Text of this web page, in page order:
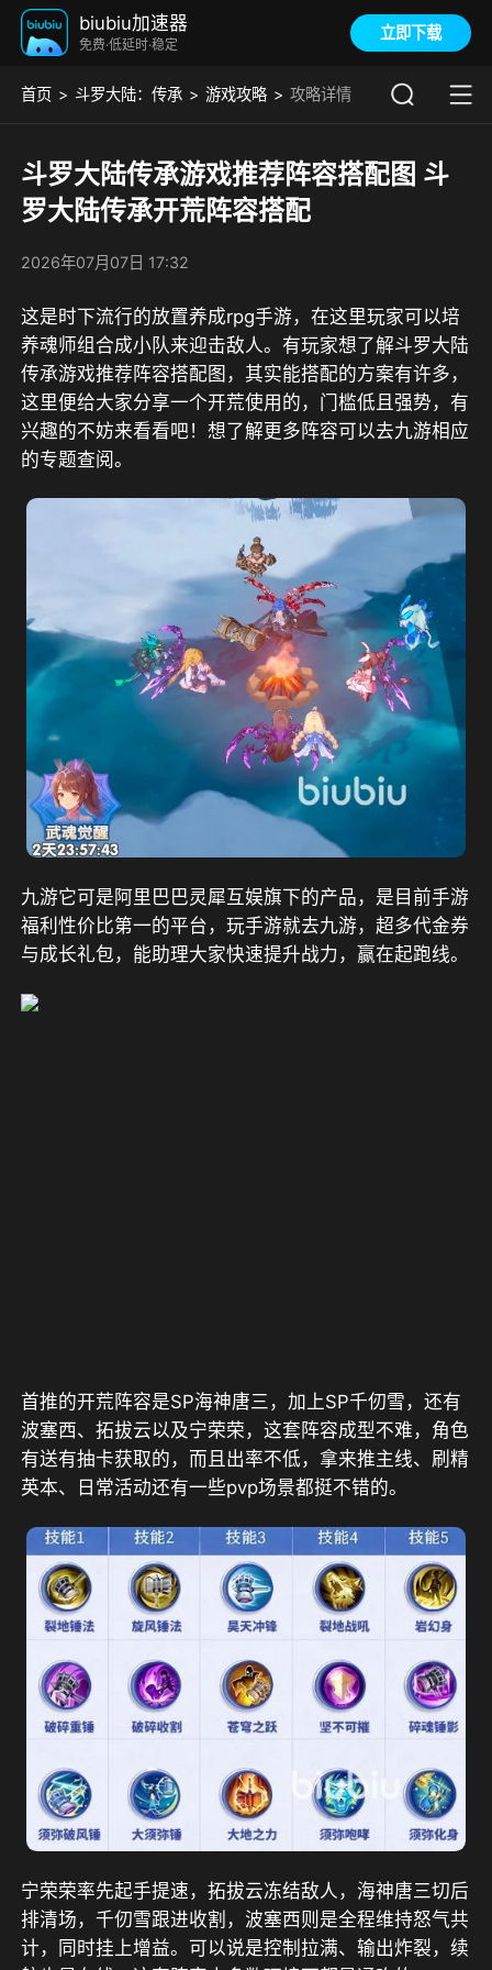
biubiu加速器
免费·低延时·稳定
立即下载
首页 斗罗大陆：传承 游戏攻略 攻略详情
斗罗大陆传承游戏推荐阵容搭配图 斗
罗大陆传承开荒阵容搭配
2026年07月07日 17:32
这是时下流行的放置养成rpg手游，在这里玩家可以培
养魂师组合成小队来迎击敌人。有玩家想了解斗罗大陆
传承游戏推荐阵容搭配图，其实能搭配的方案有许多，
这里便给大家分享一个开荒使用的，门槛低且强势，有
兴趣的不妨来看看吧！想了解更多阵容可以去九游相应
的专题查阅。
九游它可是阿里巴巴灵犀互娱旗下的产品，是目前手游
福利性价比第一的平台，玩手游就去九游，超多代金券
与成长礼包，能助理大家快速提升战力，赢在起跑线。
首推的开荒阵容是SP海神唐三，加上SP千仞雪，还有
波塞西、拓拔云以及宁荣荣，这套阵容成型不难，角色
有送有抽卡获取的，而且出率不低，拿来推主线、刷精
英本、日常活动还有一些pvp场景都挺不错的。
宁荣荣率先起手提速，拓拔云冻结敌人，海神唐三切后
排清场，千仞雪跟进收割，波塞西则是全程维持怒气共
计，同时挂上增益。可以说是控制拉满、输出炸裂，续